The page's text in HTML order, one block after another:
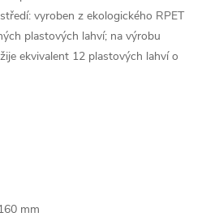
vyroben z ekologického RPET
plastových lahví; na výrobu
ekvivalent 12 plastových lahví o
mm